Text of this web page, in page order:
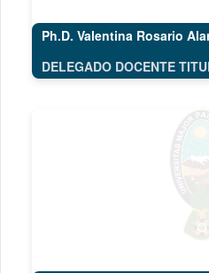
Ph.D. Valentina Rosario
DELEGADO DOCENTE